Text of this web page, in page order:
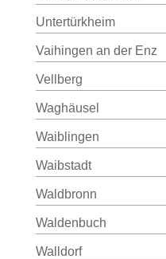
Untertürkheim
Vaihingen an der Enz
Vellberg
Waghäusel
Waiblingen
Waibstadt
Waldbronn
Waldenbuch
Walldorf